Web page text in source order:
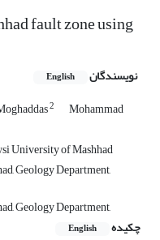
fault zone using
نویسندگان English
2 Mohammad
University of Mashhad
Geology Department,
Geology Department,
چکیده
English